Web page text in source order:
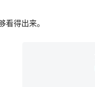
得出来。